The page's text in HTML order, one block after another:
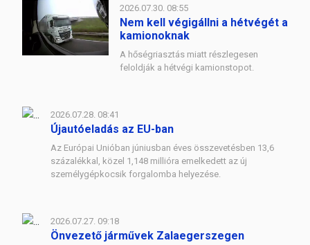
2026.07.30. 08:55
Nem kell végigállni a hétvégét a
kamionoknak
A hőségriasztás miatt részlegesen
feloldják a hétvégi kamionstopot.
2026.07.28. 08:41
Újautóeladás az EU-ban
Az Európai Unióban júniusban éves összevetésben 13,6
százalékkal, közel 1,148 millióra emelkedett az új
személygépkocsik forgalomba helyezése.
2026.07.27. 09:18
Önvezető járművek Zalaegerszegen